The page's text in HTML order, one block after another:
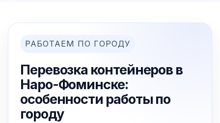
РАБОТАЕМ ПО ГОРОДУ
Перевозка контейнеров в
Наро-Фоминске:
особенности работы по
городу